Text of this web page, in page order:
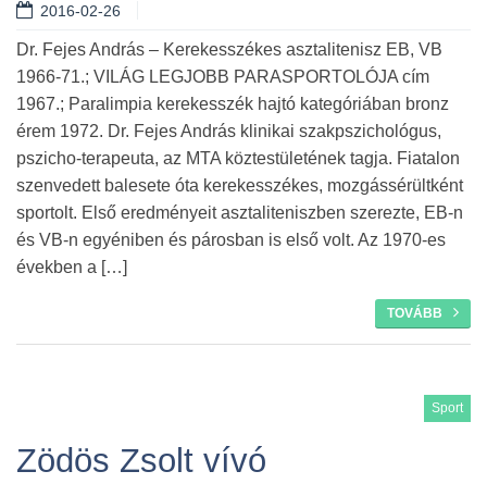
2016-02-26
Dr. Fejes András – Kerekesszékes asztalitenisz EB, VB
1966-71.; VILÁG LEGJOBB PARASPORTOLÓJA cím
1967.; Paralimpia kerekesszék hajtó kategóriában bronz
érem 1972. Dr. Fejes András klinikai szakpszichológus,
pszicho-terapeuta, az MTA köztestületének tagja. Fiatalon
szenvedett balesete óta kerekesszékes, mozgássérültként
sportolt. Első eredményeit asztaliteniszben szerezte, EB-n
és VB-n egyéniben és párosban is első volt. Az 1970-es
években a […]
TOVÁBB
Sport
Zödös Zsolt vívó